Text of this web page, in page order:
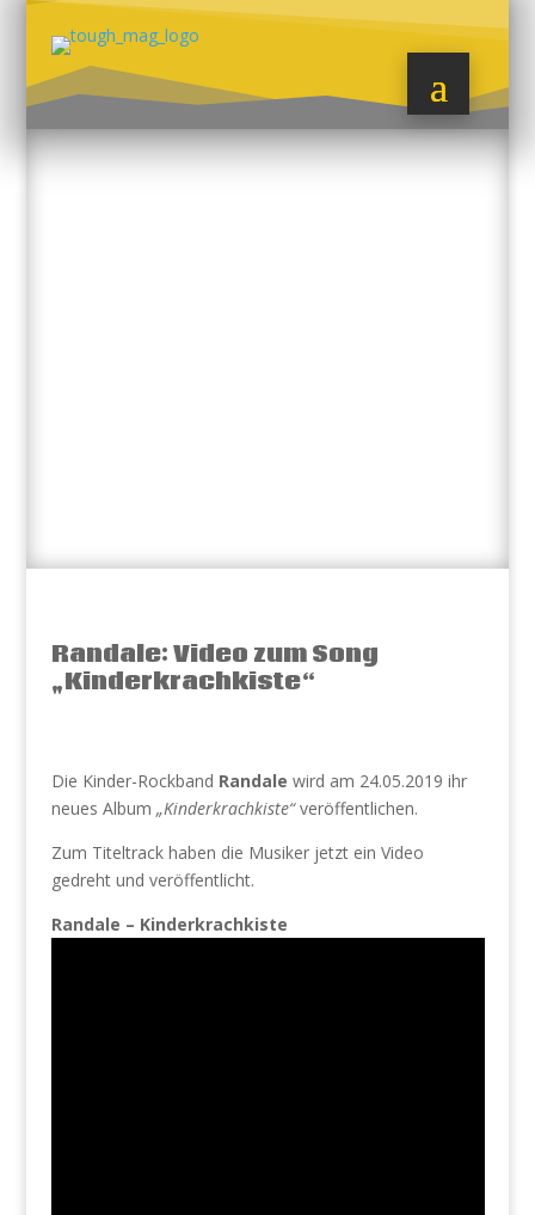
Randale: Video zum Song
„Kinderkrachkiste“
Die Kinder-Rockband Randale wird am 24.05.2019 ihr
neues Album „Kinderkrachkiste“veröffentlichen.
Zum Titeltrack haben die Musiker jetzt ein Video
gedreht und veröffentlicht.
Randale – Kinderkrachkiste